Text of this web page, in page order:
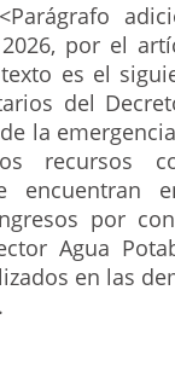
por el
es el
del
la
recursos
encuentran
por
Agua
en las